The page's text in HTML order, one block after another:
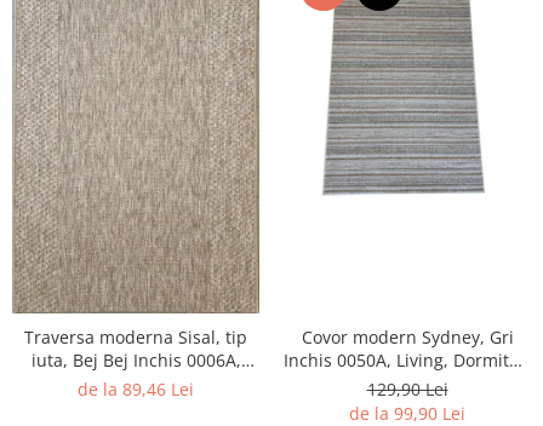
Traversa moderna Sisal, tip
iuta, Bej Bej Inchis 0006A,
Living, Dormitor, Hol,
de la 89,46 Lei
Covor modern Sydney, Gri
Inchis 0050A, Living, Dormitor,
Hol, Bucatarie, 200 x 290 cm
129,90 Lei
de la 99,90 Lei